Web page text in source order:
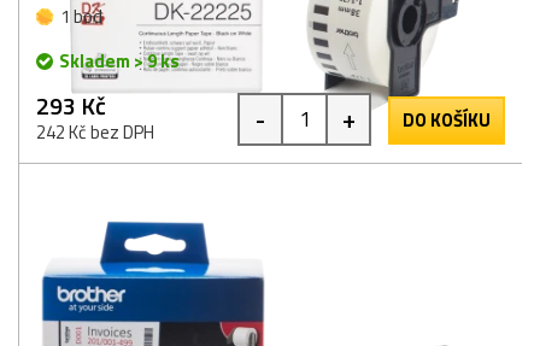
1 bod
Skladem > 9 ks
293 Kč
242 Kč bez DPH - + DO KOŠÍKU